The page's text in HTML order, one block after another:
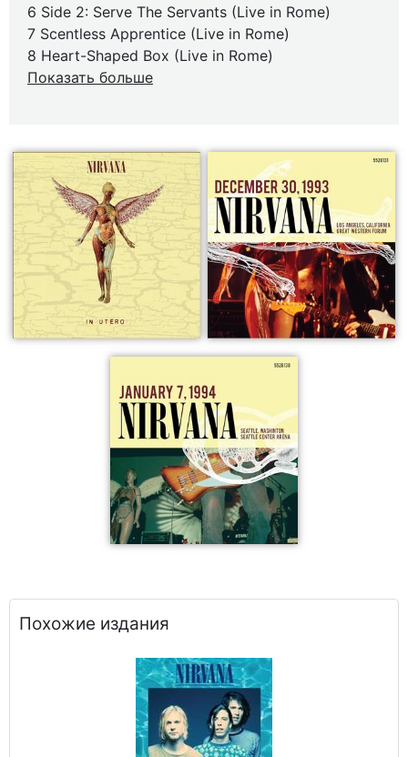
6 Side 2: Serve The Servants (Live in Rome)
7 Scentless Apprentice (Live in Rome)
8 Heart-Shaped Box (Live in Rome)
Показать больше
Похожие издания